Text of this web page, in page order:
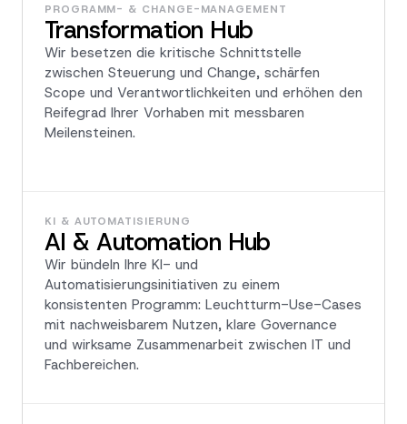
PROGRAMM- & CHANGE-MANAGEMENT
Transformation Hub
Wir besetzen die kritische Schnittstelle
zwischen Steuerung und Change, schärfen
Scope und Verantwortlichkeiten und erhöhen den
Reifegrad Ihrer Vorhaben mit messbaren
Meilensteinen.
KI & AUTOMATISIERUNG
AI & Automation Hub
Wir bündeln Ihre KI- und
Automatisierungsinitiativen zu einem
konsistenten Programm: Leuchtturm-Use-Cases
mit nachweisbarem Nutzen, klare Governance
und wirksame Zusammenarbeit zwischen IT und
Fachbereichen.